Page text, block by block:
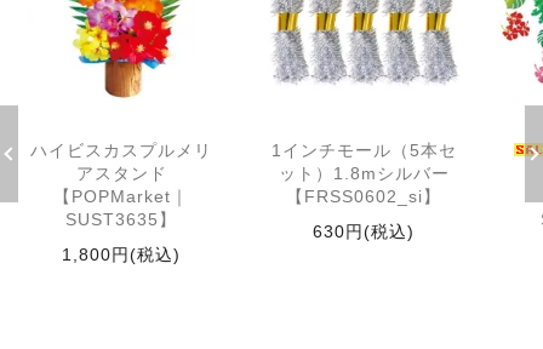
ハイビスカスプルメリ
アスタンド
【POPMarket｜
SUST3635】
1,800円(税込)
1インチモール（5本セ
ット）1.8mシルバー
【FRSS0602_si】
630円(税込)